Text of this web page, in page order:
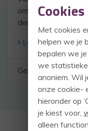
om hierin mee te
denk […]
Lees verder
Geplaatst in:
Cookies
Met cookies
helpen we je
bepalen we
we
anoniem. Wil
onze cookie-
hieronder op
je kiest voor,
alleen